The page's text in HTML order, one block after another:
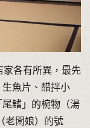
家各有所異，最先
生魚片、醋拌小
鰭」的椀物（湯
老闆娘）的號